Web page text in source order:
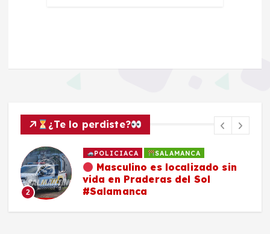
¿Te lo perdiste?
POLICIACA SALAMANCA
Masculino es localizado sin
vida en Praderas del Sol
#Salamanca